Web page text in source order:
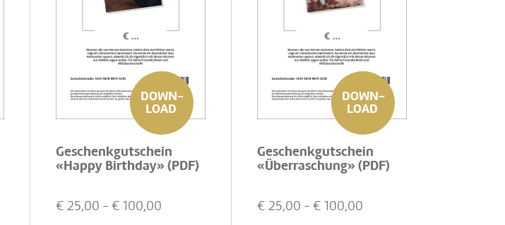
DOWN-
LOAD
Geschenkgutschein
«Happy Birthday» (PDF)
€ 25,00 - € 100,00
DOWN-
LOAD
Geschenkgutschein
«Überraschung» (PDF)
€ 25,00 - € 100,00